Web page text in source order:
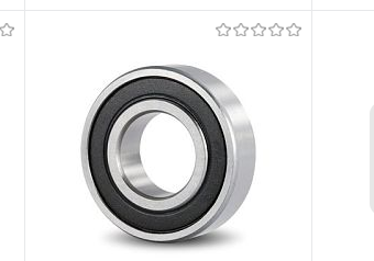
Купить в 1 клик
К сравнению
В избранное
Под заказ
В